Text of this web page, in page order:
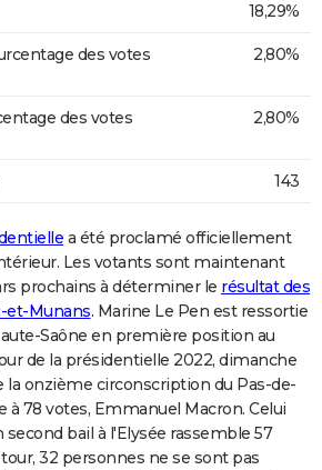
18,29%
des votes
2,80%
des votes
2,80%
143
a été proclamé officiellement
Les votants sont maintenant
prochains à déterminer le résultat des
et-Munans. Marine Le Pen est ressortie
Saône en première position au
de la présidentielle 2022, dimanche
la onzième circonscription du Pas-de-
à 78 votes, Emmanuel Macron. Celui
bail à l'Elysée rassemble 57
32 personnes ne se sont pas